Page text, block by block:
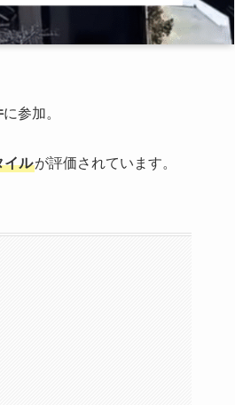
に参加。
イルが評価されています。